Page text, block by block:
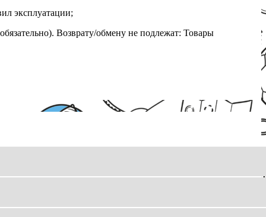
эксплуатации;
Возврату/обмену не подлежат: Товары